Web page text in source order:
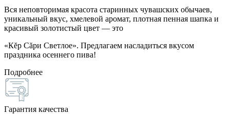
Вся неповторимая красота старинных чувашских обычаев,
уникальный вкус, хмелевой аромат, плотная пенная шапка и
красивый золотистый цвет — это
«Кĕр Сăри Светлое». Предлагаем насладиться вкусом
праздника осеннего пива!
Подробнее
Гарантия качества